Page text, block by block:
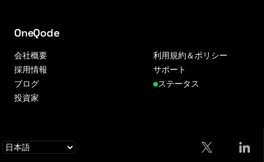
OneQode
会社概要
採用情報
ブログ
投資家
利用規約＆ポリシー
サポート
ステータス